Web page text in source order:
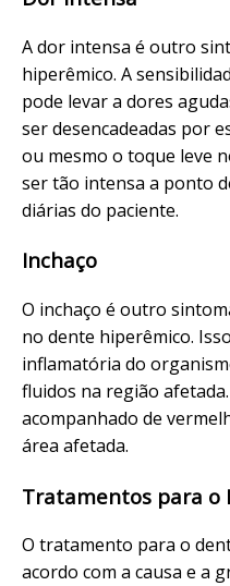
A dor intensa é outro
hiperêmico. A
pode levar a dores
ser desencadeadas por
ou mesmo o toque leve
ser tão intensa a ponto
diárias do paciente.
Inchaço
O inchaço é outro
no dente hiperêmico.
inflamatória do
fluidos na região
acompanhado de
área afetada.
Tratamentos para o
O tratamento para o
acordo com a causa e a